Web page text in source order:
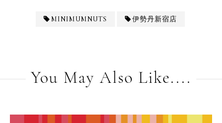
MINIMUMNUTS 伊勢丹新宿店
You May Also Like....